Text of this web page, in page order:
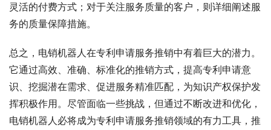
灵活的付费方式；对于关注服务质量的客户，则详细阐述服
务的质量保障措施。
总之，电销机器人在专利申请服务推销中有着巨大的潜力。
它通过高效、准确、标准化的推销方式，提高专利申请意
识、挖掘潜在需求、促进服务精准匹配，为知识产权保护发
挥积极作用。尽管面临一些挑战，但通过不断改进和优化，
电销机器人必将成为专利申请服务推销领域的有力工具，推